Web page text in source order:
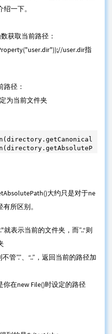
一下。
获取当前路径：
user.dir指
径：
为当前文件夹
大约只是对于ne
所区别。
就表示当前的文件夹，而”..“则
管”.”、“..”，返回当前的路径加
在new File()时设定的路径